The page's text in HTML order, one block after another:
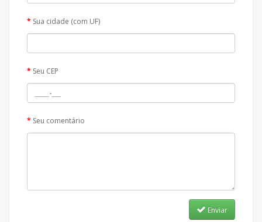
Sua cidade (com UF)
Seu CEP
Seu comentário
Enviar